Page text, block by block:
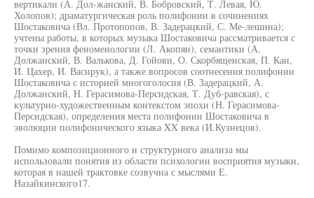
вертикали (А. Дол-жанский, В. Бобровский, Т. Левая, Ю.
Холопов); драматургическая роль полифонии в сочинениях
Шостаковича (Вл. Протопопов, В. Задерацкий, С. Ме-лешина);
учтены работы, в которых музыка Шостаковича рассматривается с
точки зрения феноменологии (Л. Акопян), семантики (А.
Должанский, В. Валькова, Д. Гойови, О. Скорбященская, П. Кан,
И. Цахер, И. Васирук), а также вопросов соотнесения полифонии
Шостаковича с историей многоголосия (В. Задерацкий, А.
Должанский, Н. Герасимова-Персидская, Т. Дуб-равская), с
культурно-художественным контекстом эпохи (Н. Герасимова-
Персидская), определения места полифонии Шостаковича в
эволюции полифонического языка XX века (И.Кузнецов).
Помимо композиционного и структурного анализа мы
использовали понятия из области психологии восприятия музыки,
которая в нашей трактовке созвучна с мыслями Е.
Назайкинского17.